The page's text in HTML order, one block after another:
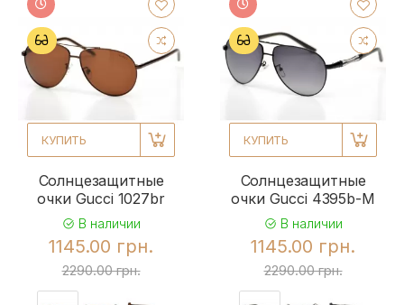
КУПИТЬ
Солнцезащитные
очки Gucci 1027br
В наличии
1145.00 грн.
2290.00 грн.
КУПИТЬ
Солнцезащитные
очки Gucci 4395b-M
В наличии
1145.00 грн.
2290.00 грн.